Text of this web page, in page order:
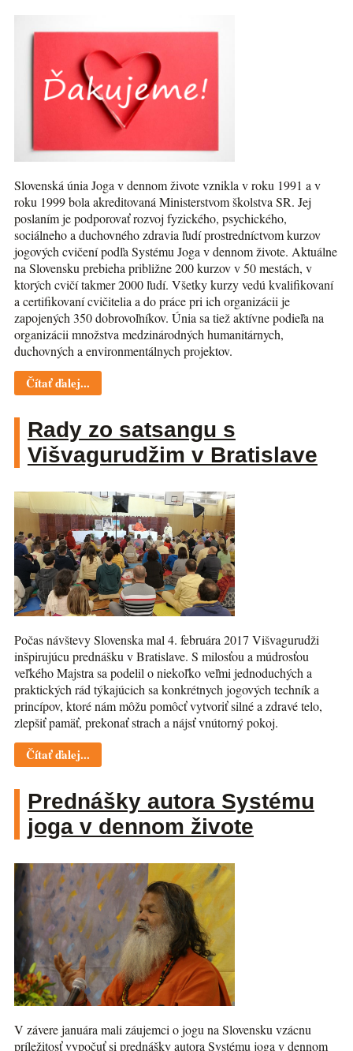
Slovenská únia Joga v dennom živote vznikla v roku 1991 a v
roku 1999 bola akreditovaná Ministerstvom školstva SR. Jej
poslaním je podporovať rozvoj fyzického, psychického,
sociálneho a duchovného zdravia ľudí prostredníctvom kurzov
jogových cvičení podľa Systému Joga v dennom živote. Aktuálne
na Slovensku prebieha približne 200 kurzov v 50 mestách, v
ktorých cvičí takmer 2000 ľudí. Všetky kurzy vedú kvalifikovaní
a certifikovaní cvičitelia a do práce pri ich organizácii je
zapojených 350 dobrovoľníkov. Únia sa tiež aktívne podieľa na
organizácii množstva medzinárodných humanitárnych,
duchovných a environmentálnych projektov.
Čítať ďalej...
Rady zo satsangu s
Višvagurudžim v Bratislave
Počas návštevy Slovenska mal 4. februára 2017 Višvagurudži
inšpirujúcu prednášku v Bratislave. S milosťou a múdrosťou
veľkého Majstra sa podelil o niekoľko veľmi jednoduchých a
praktických rád týkajúcich sa konkrétnych jogových techník a
princípov, ktoré nám môžu pomôcť vytvoriť silné a zdravé telo,
zlepšiť pamäť, prekonať strach a nájsť vnútorný pokoj.
Čítať ďalej...
Prednášky autora Systému
joga v dennom živote
V závere januára mali záujemci o jogu na Slovensku vzácnu
príležitosť vypočuť si prednášky autora Systému joga v dennom